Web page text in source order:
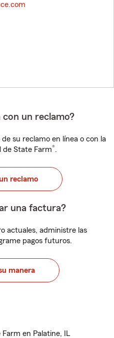
con un reclamo?
su reclamo en línea o con la
de State Farm®.
reclamo
una factura?
actuales, administre las
pagos futuros.
manera
en Palatine, IL